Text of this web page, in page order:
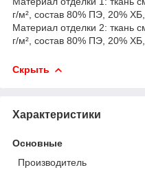
г/м², состав 80% ПЭ, 20%
Материал отделки 2: ткань
г/м², состав 80% ПЭ, 20%
Скрыть
Характеристики
Основные
Производитель